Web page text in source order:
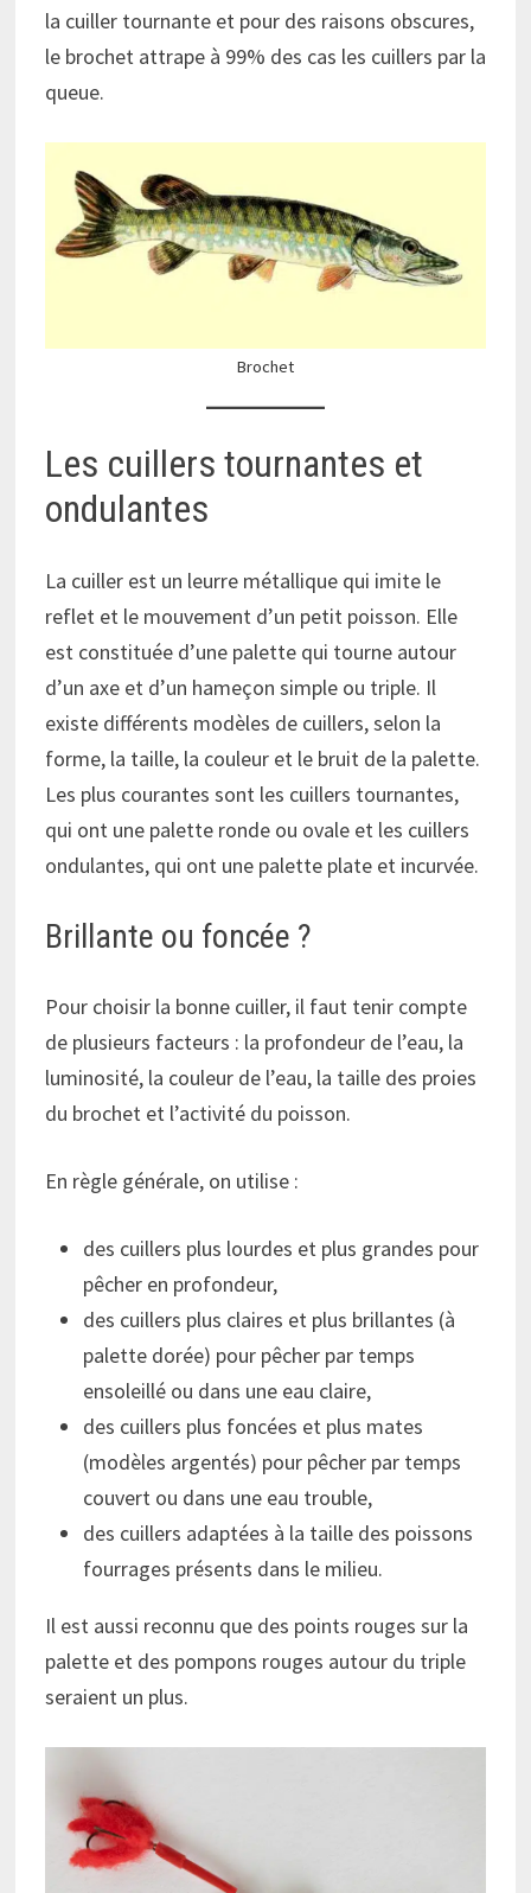
la cuiller tournante et pour des raisons obscures,
le brochet attrape à 99% des cas les cuillers par la
queue.
Brochet
Les cuillers tournantes et
ondulantes
La cuiller est un leurre métallique qui imite le
reflet et le mouvement d’un petit poisson. Elle
est constituée d’une palette qui tourne autour
d’un axe et d’un hameçon simple ou triple. Il
existe différents modèles de cuillers, selon la
forme, la taille, la couleur et le bruit de la palette.
Les plus courantes sont les cuillers tournantes,
qui ont une palette ronde ou ovale et les cuillers
ondulantes, qui ont une palette plate et incurvée.
Brillante ou foncée ?
Pour choisir la bonne cuiller, il faut tenir compte
de plusieurs facteurs : la profondeur de l’eau, la
luminosité, la couleur de l’eau, la taille des proies
du brochet et l’activité du poisson.
En règle générale, on utilise :
des cuillers plus lourdes et plus grandes pour
pêcher en profondeur,
des cuillers plus claires et plus brillantes (à
palette dorée) pour pêcher par temps
ensoleillé ou dans une eau claire,
des cuillers plus foncées et plus mates
(modèles argentés) pour pêcher par temps
couvert ou dans une eau trouble,
des cuillers adaptées à la taille des poissons
fourrages présents dans le milieu.
Il est aussi reconnu que des points rouges sur la
palette et des pompons rouges autour du triple
seraient un plus.